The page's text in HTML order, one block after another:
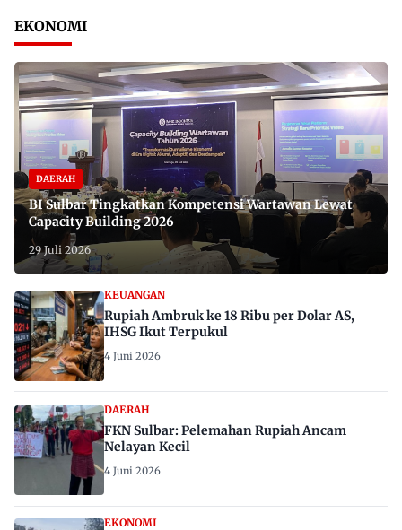
EKONOMI
DAERAH
BI Sulbar Tingkatkan Kompetensi Wartawan Lewat
Capacity Building 2026
29 Juli 2026
KEUANGAN
Rupiah Ambruk ke 18 Ribu per Dolar AS,
IHSG Ikut Terpukul
4 Juni 2026
DAERAH
FKN Sulbar: Pelemahan Rupiah Ancam
Nelayan Kecil
4 Juni 2026
EKONOMI